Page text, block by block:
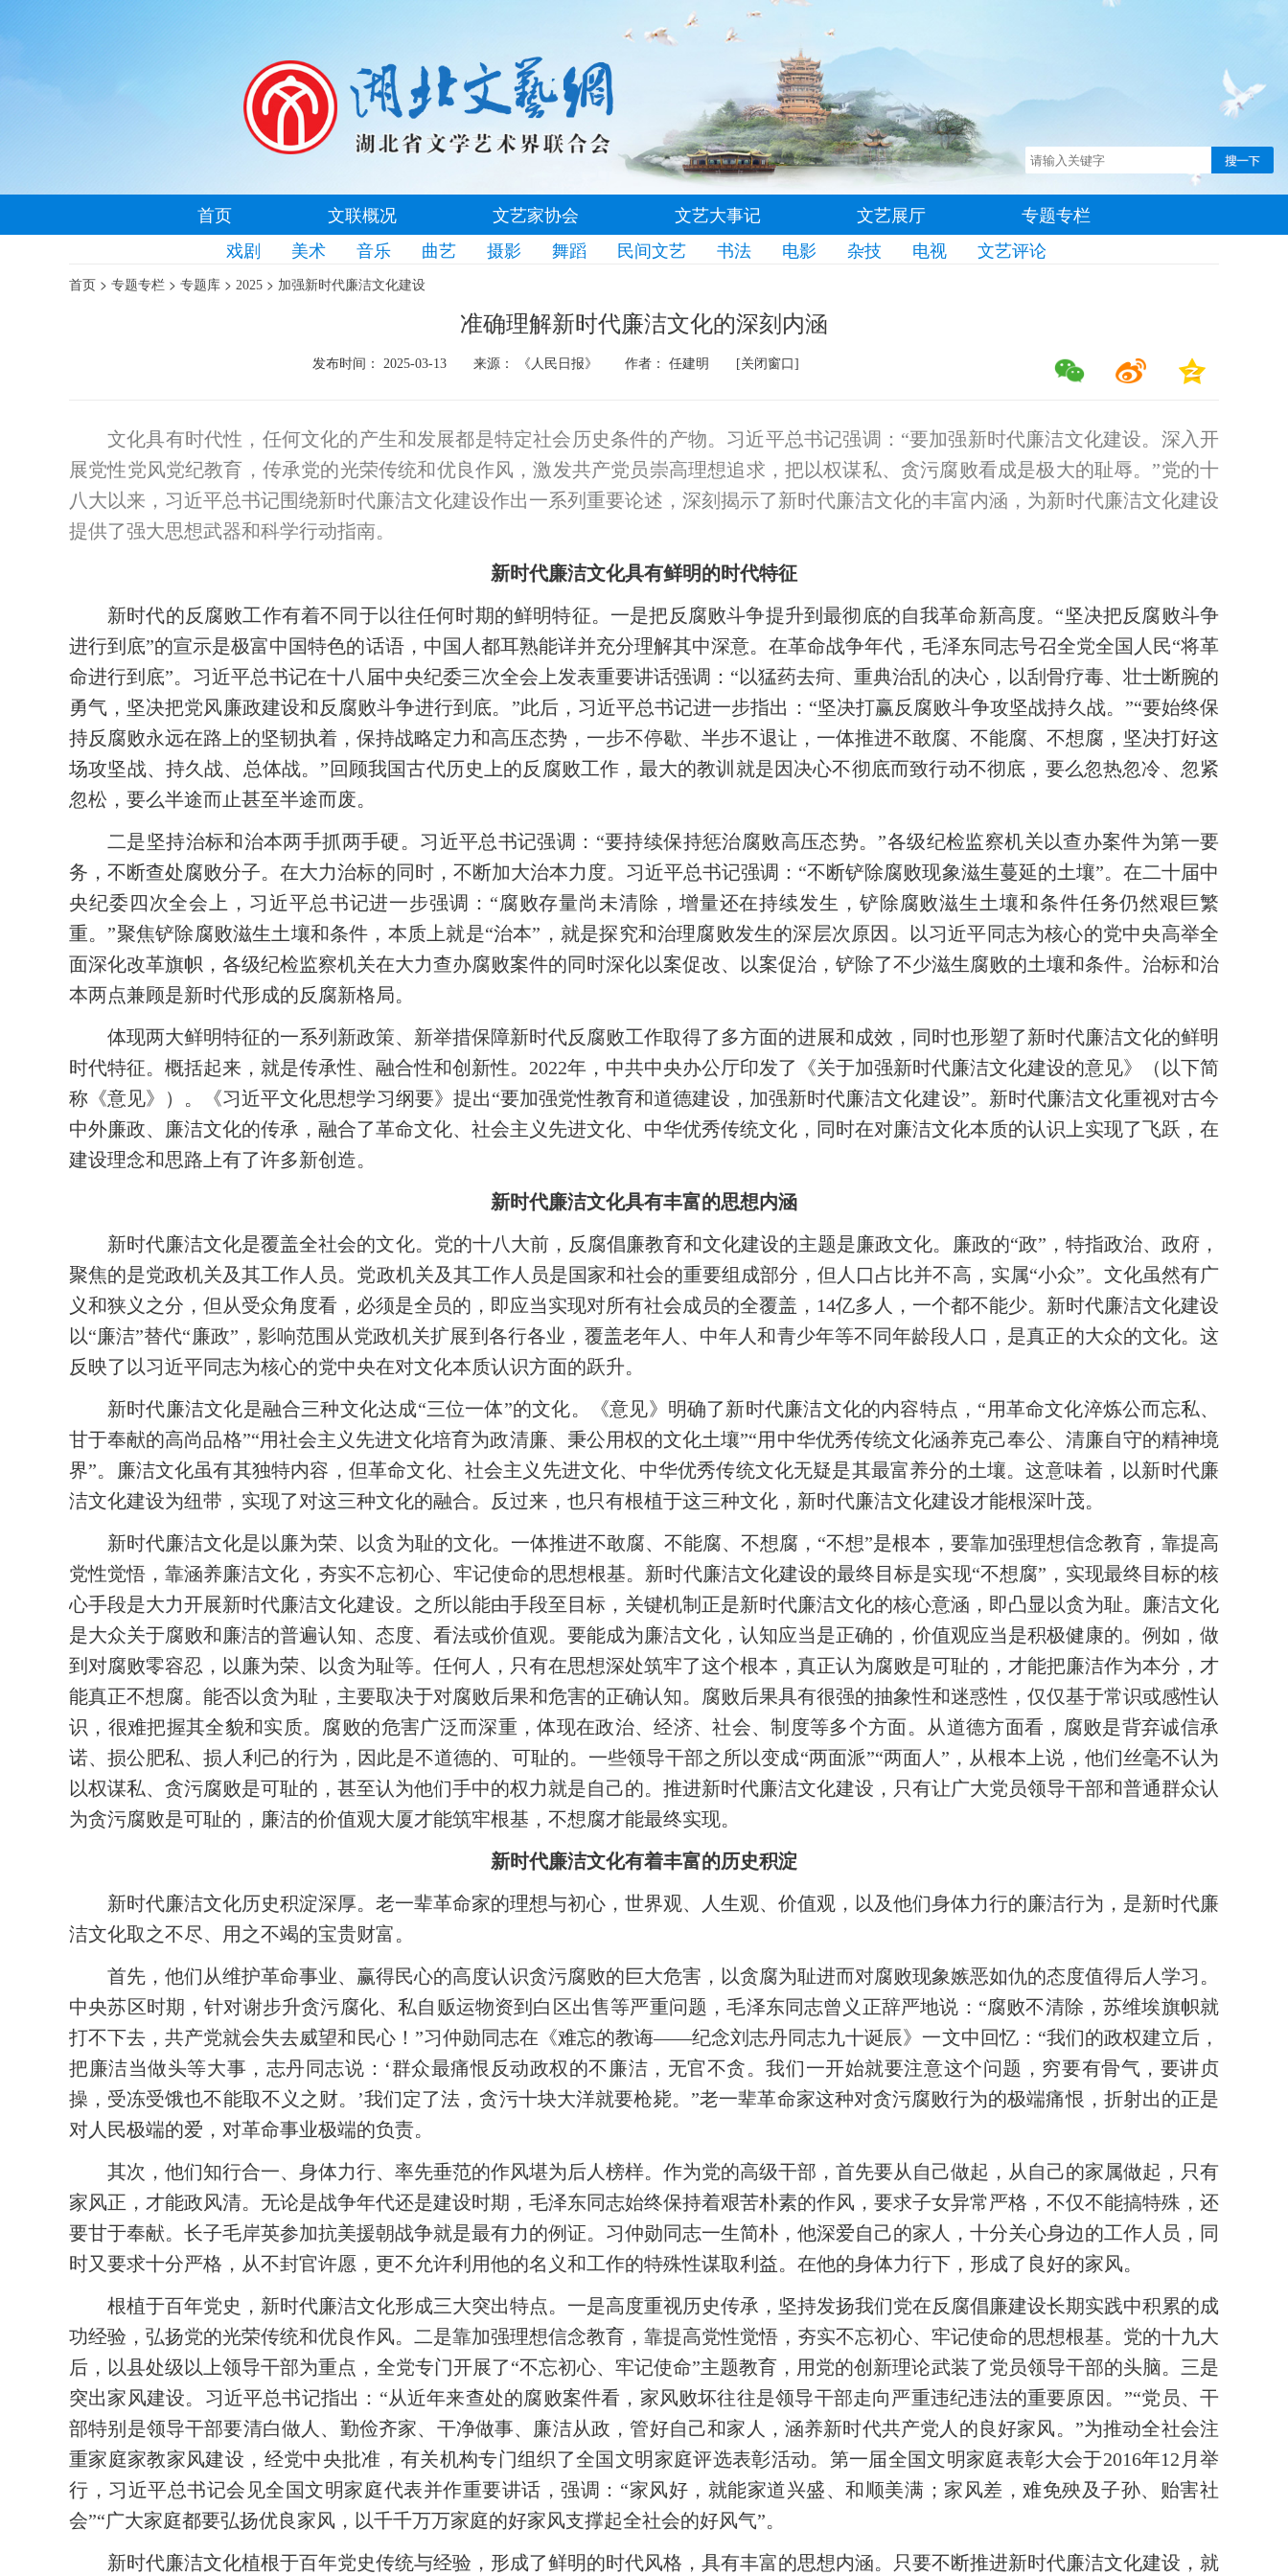
首页 文联概况 文艺家协会 文艺大事记 文艺展厅
专题专栏
戏剧
美术 音乐 曲艺 摄影 舞蹈 民间文艺 书法 电影 杂技 电视 文艺评论
首页 > 专题专栏 > 专题库 > 2025 > 加强新时代廉洁文化建设
准确理解新时代廉洁文化的深刻内涵
发布时间： 2025-03-13 来源： 《人民日报》 作者： 任建明 [关闭窗口]
文化具有时代性，任何文化的产生和发展都是特定社会历史条件的产物。习近平总书记强调：“要加强新时代廉洁文化建设。深入开
展党性党风党纪教育，传承党的光荣传统和优良作风，激发共产党员崇高理想追求，把以权谋私、贪污腐败看成是极大的耻辱。”党的十
八大以来，习近平总书记围绕新时代廉洁文化建设作出一系列重要论述，深刻揭示了新时代廉洁文化的丰富内涵，为新时代廉洁文化建设
提供了强大思想武器和科学行动指南。
新时代廉洁文化具有鲜明的时代特征
新时代的反腐败工作有着不同于以往任何时期的鲜明特征。一是把反腐败斗争提升到最彻底的自我革命新高度。“坚决把反腐败斗争
进行到底”的宣示是极富中国特色的话语，中国人都耳熟能详并充分理解其中深意。在革命战争年代，毛泽东同志号召全党全国人民“将革
命进行到底”。习近平总书记在十八届中央纪委三次全会上发表重要讲话强调：“以猛药去疴、重典治乱的决心，以刮骨疗毒、壮士断腕的
勇气，坚决把党风廉政建设和反腐败斗争进行到底。”此后，习近平总书记进一步指出：“坚决打赢反腐败斗争攻坚战持久战。”“要始终保
持反腐败永远在路上的坚韧执着，保持战略定力和高压态势，一步不停歇、半步不退让，一体推进不敢腐、不能腐、不想腐，坚决打好这
场攻坚战、持久战、总体战。”回顾我国古代历史上的反腐败工作，最大的教训就是因决心不彻底而致行动不彻底，要么忽热忽冷、忽紧
忽松，要么半途而止甚至半途而废。
二是坚持治标和治本两手抓两手硬。习近平总书记强调：“要持续保持惩治腐败高压态势。”各级纪检监察机关以查办案件为第一要
务，不断查处腐败分子。在大力治标的同时，不断加大治本力度。习近平总书记强调：“不断铲除腐败现象滋生蔓延的土壤”。在二十届中
央纪委四次全会上，习近平总书记进一步强调：“腐败存量尚未清除，增量还在持续发生，铲除腐败滋生土壤和条件任务仍然艰巨繁
重。”聚焦铲除腐败滋生土壤和条件，本质上就是“治本”，就是探究和治理腐败发生的深层次原因。以习近平同志为核心的党中央高举全
面深化改革旗帜，各级纪检监察机关在大力查办腐败案件的同时深化以案促改、以案促治，铲除了不少滋生腐败的土壤和条件。治标和治
本两点兼顾是新时代形成的反腐新格局。
体现两大鲜明特征的一系列新政策、新举措保障新时代反腐败工作取得了多方面的进展和成效，同时也形塑了新时代廉洁文化的鲜明
时代特征。概括起来，就是传承性、融合性和创新性。2022年，中共中央办公厅印发了《关于加强新时代廉洁文化建设的意见》（以下简
称《意见》）。《习近平文化思想学习纲要》提出“要加强党性教育和道德建设，加强新时代廉洁文化建设”。新时代廉洁文化重视对古今
中外廉政、廉洁文化的传承，融合了革命文化、社会主义先进文化、中华优秀传统文化，同时在对廉洁文化本质的认识上实现了飞跃，在
建设理念和思路上有了许多新创造。
新时代廉洁文化具有丰富的思想内涵
新时代廉洁文化是覆盖全社会的文化。党的十八大前，反腐倡廉教育和文化建设的主题是廉政文化。廉政的“政”，特指政治、政府，
聚焦的是党政机关及其工作人员。党政机关及其工作人员是国家和社会的重要组成部分，但人口占比并不高，实属“小众”。文化虽然有广
义和狭义之分，但从受众角度看，必须是全员的，即应当实现对所有社会成员的全覆盖，14亿多人，一个都不能少。新时代廉洁文化建设
以“廉洁”替代“廉政”，影响范围从党政机关扩展到各行各业，覆盖老年人、中年人和青少年等不同年龄段人口，是真正的大众的文化。这
反映了以习近平同志为核心的党中央在对文化本质认识方面的跃升。
新时代廉洁文化是融合三种文化达成“三位一体”的文化。《意见》明确了新时代廉洁文化的内容特点，“用革命文化淬炼公而忘私、
甘于奉献的高尚品格”“用社会主义先进文化培育为政清廉、秉公用权的文化土壤”“用中华优秀传统文化涵养克己奉公、清廉自守的精神境
界”。廉洁文化虽有其独特内容，但革命文化、社会主义先进文化、中华优秀传统文化无疑是其最富养分的土壤。这意味着，以新时代廉
洁文化建设为纽带，实现了对这三种文化的融合。反过来，也只有根植于这三种文化，新时代廉洁文化建设才能根深叶茂。
新时代廉洁文化是以廉为荣、以贪为耻的文化。一体推进不敢腐、不能腐、不想腐，“不想”是根本，要靠加强理想信念教育，靠提高
党性觉悟，靠涵养廉洁文化，夯实不忘初心、牢记使命的思想根基。新时代廉洁文化建设的最终目标是实现“不想腐”，实现最终目标的核
心手段是大力开展新时代廉洁文化建设。之所以能由手段至目标，关键机制正是新时代廉洁文化的核心意涵，即凸显以贪为耻。廉洁文化
是大众关于腐败和廉洁的普遍认知、态度、看法或价值观。要能成为廉洁文化，认知应当是正确的，价值观应当是积极健康的。例如，做
到对腐败零容忍，以廉为荣、以贪为耻等。任何人，只有在思想深处筑牢了这个根本，真正认为腐败是可耻的，才能把廉洁作为本分，才
能真正不想腐。能否以贪为耻，主要取决于对腐败后果和危害的正确认知。腐败后果具有很强的抽象性和迷惑性，仅仅基于常识或感性认
识，很难把握其全貌和实质。腐败的危害广泛而深重，体现在政治、经济、社会、制度等多个方面。从道德方面看，腐败是背弃诚信承
诺、损公肥私、损人利己的行为，因此是不道德的、可耻的。一些领导干部之所以变成“两面派”“两面人”，从根本上说，他们丝毫不认为
以权谋私、贪污腐败是可耻的，甚至认为他们手中的权力就是自己的。推进新时代廉洁文化建设，只有让广大党员领导干部和普通群众认
为贪污腐败是可耻的，廉洁的价值观大厦才能筑牢根基，不想腐才能最终实现。
新时代廉洁文化有着丰富的历史积淀
新时代廉洁文化历史积淀深厚。老一辈革命家的理想与初心，世界观、人生观、价值观，以及他们身体力行的廉洁行为，是新时代廉
洁文化取之不尽、用之不竭的宝贵财富。
首先，他们从维护革命事业、赢得民心的高度认识贪污腐败的巨大危害，以贪腐为耻进而对腐败现象嫉恶如仇的态度值得后人学习。
中央苏区时期，针对谢步升贪污腐化、私自贩运物资到白区出售等严重问题，毛泽东同志曾义正辞严地说：“腐败不清除，苏维埃旗帜就
打不下去，共产党就会失去威望和民心！”习仲勋同志在《难忘的教诲——纪念刘志丹同志九十诞辰》一文中回忆：“我们的政权建立后，
把廉洁当做头等大事，志丹同志说：‘群众最痛恨反动政权的不廉洁，无官不贪。我们一开始就要注意这个问题，穷要有骨气，要讲贞
操，受冻受饿也不能取不义之财。’我们定了法，贪污十块大洋就要枪毙。”老一辈革命家这种对贪污腐败行为的极端痛恨，折射出的正是
对人民极端的爱，对革命事业极端的负责。
其次，他们知行合一、身体力行、率先垂范的作风堪为后人榜样。作为党的高级干部，首先要从自己做起，从自己的家属做起，只有
家风正，才能政风清。无论是战争年代还是建设时期，毛泽东同志始终保持着艰苦朴素的作风，要求子女异常严格，不仅不能搞特殊，还
要甘于奉献。长子毛岸英参加抗美援朝战争就是最有力的例证。习仲勋同志一生简朴，他深爱自己的家人，十分关心身边的工作人员，同
时又要求十分严格，从不封官许愿，更不允许利用他的名义和工作的特殊性谋取利益。在他的身体力行下，形成了良好的家风。
根植于百年党史，新时代廉洁文化形成三大突出特点。一是高度重视历史传承，坚持发扬我们党在反腐倡廉建设长期实践中积累的成
功经验，弘扬党的光荣传统和优良作风。二是靠加强理想信念教育，靠提高党性觉悟，夯实不忘初心、牢记使命的思想根基。党的十九大
后，以县处级以上领导干部为重点，全党专门开展了“不忘初心、牢记使命”主题教育，用党的创新理论武装了党员领导干部的头脑。三是
突出家风建设。习近平总书记指出：“从近年来查处的腐败案件看，家风败坏往往是领导干部走向严重违纪违法的重要原因。”“党员、干
部特别是领导干部要清白做人、勤俭齐家、干净做事、廉洁从政，管好自己和家人，涵养新时代共产党人的良好家风。”为推动全社会注
重家庭家教家风建设，经党中央批准，有关机构专门组织了全国文明家庭评选表彰活动。第一届全国文明家庭表彰大会于2016年12月举
行，习近平总书记会见全国文明家庭代表并作重要讲话，强调：“家风好，就能家道兴盛、和顺美满；家风差，难免殃及子孙、贻害社
会”“广大家庭都要弘扬优良家风，以千千万万家庭的好家风支撑起全社会的好风气”。
新时代廉洁文化植根于百年党史传统与经验，形成了鲜明的时代风格，具有丰富的思想内涵。只要不断推进新时代廉洁文化建设，就